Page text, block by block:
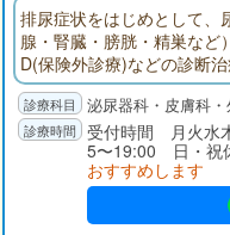
排尿症状をはじめとして、
腺・腎臓・膀胱・精巣など
D(保険外診療)などの診断
さんに信頼され愛されるよ
指し、基幹病院と連携をと
泌尿器科・皮膚科
受付時間 月火水
5〜19:00 日・祝
おすすめします